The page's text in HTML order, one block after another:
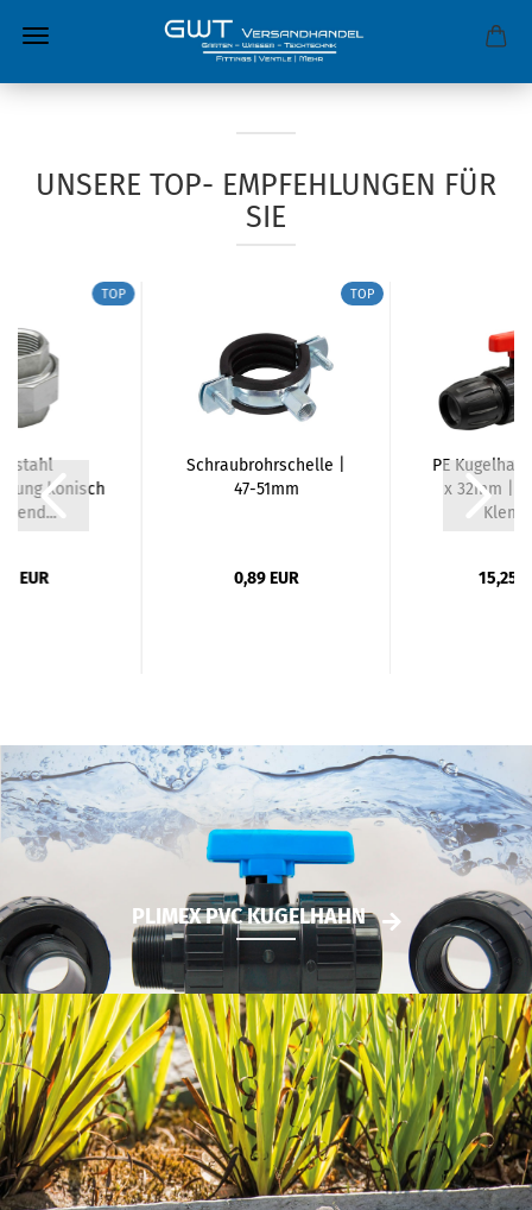
UNSERE TOP- EMPFEHLUNGEN FÜR
SIE
TOP
konisch
EUR
TOP
Schraubrohrschelle |
47-51mm
0,89 EUR
PE
x 32mm |
15,25
PLIMEX PVC KUGELHAHN